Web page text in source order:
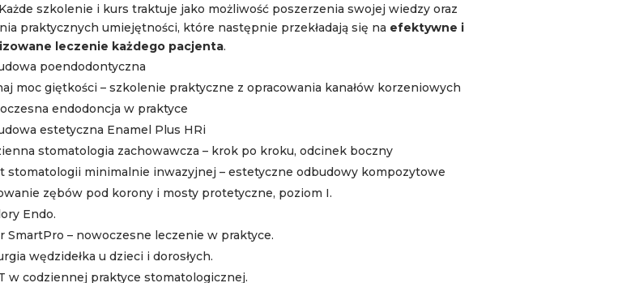
szkolenie i kurs traktuje jako możliwość poszerzenia swojej wiedzy oraz
praktycznych umiejętności, które następnie przekładają się na efektywne i
leczenie każdego pacjenta.
poendodontyczna
moc giętkości – szkolenie praktyczne z opracowania kanałów korzeniowych
endodoncja w praktyce
estetyczna Enamel Plus HRi
stomatologia zachowawcza – krok po kroku, odcinek boczny
stomatologii minimalnie inwazyjnej – estetyczne odbudowy kompozytowe
zębów pod korony i mosty protetyczne, poziom I.
Endo.
SmartPro – nowoczesne leczenie w praktyce.
wędzidełka u dzieci i dorosłych.
w codziennej praktyce stomatologicznej.